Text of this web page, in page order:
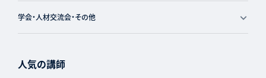
学会・人材交流会・その他
人気の講師